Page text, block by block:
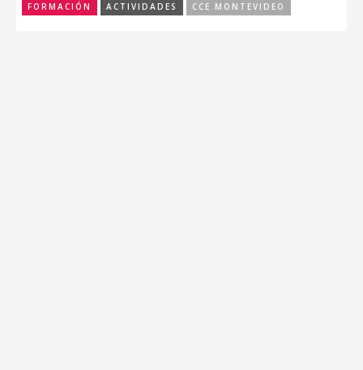
FORMACIÓN ACTIVIDADES CCE MONTEVIDEO